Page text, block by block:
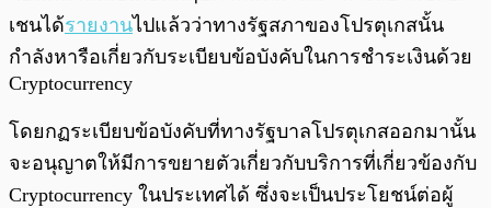
เชนได้รายงานไปแล้วว่าทางรัฐสภาของโปรตุเกสนั้น
กำลังหารือเกี่ยวกับระเบียบข้อบังคับในการชำระเงินด้วย
Cryptocurrency
โดยกฏระเบียบข้อบังคับที่ทางรัฐบาลโปรตุเกสออกมานั้น
จะอนุญาตให้มีการขยายตัวเกี่ยวกับบริการที่เกี่ยวข้องกับ
Cryptocurrency ในประเทศได้ ซึ่งจะเป็นประโยชน์ต่อผู้